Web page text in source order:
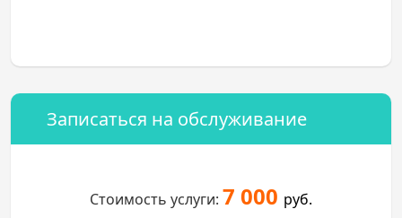
Записаться на обслуживание
Стоимость услуги: 7 000 руб.